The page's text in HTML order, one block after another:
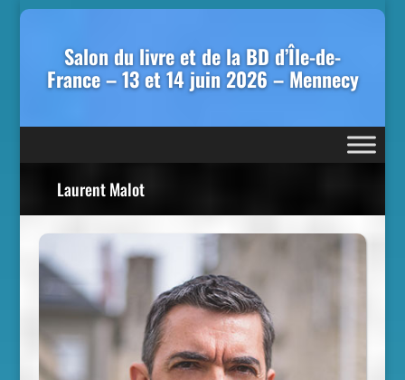
Salon du livre et de la BD d’Île-de-
France – 13 et 14 juin 2026 – Mennecy
Laurent Malot